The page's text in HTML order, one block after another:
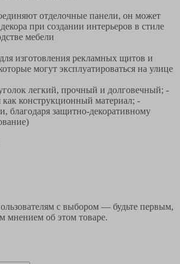
отделочные панели, он может
при создании интерьеров в стиле
мебели
изготовления рекламных щитов и
могут эксплуатироваться на улице
легкий, прочный и долговечный; -
конструкционный материал; -
благодаря защитно-декоративному
с выбором — будьте первым,
мнением об этом товаре.